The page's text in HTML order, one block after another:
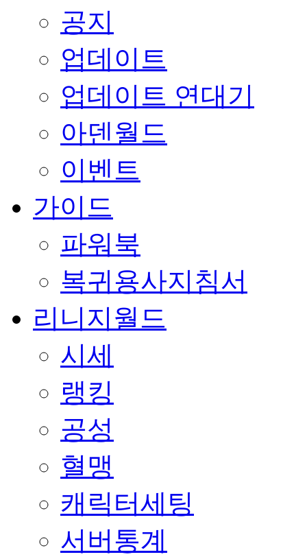
공지
업데이트
업데이트 연대기
아덴월드
이벤트
가이드
파워북
복귀용사지침서
리니지월드
시세
랭킹
공성
혈맹
캐릭터세팅
서버통계